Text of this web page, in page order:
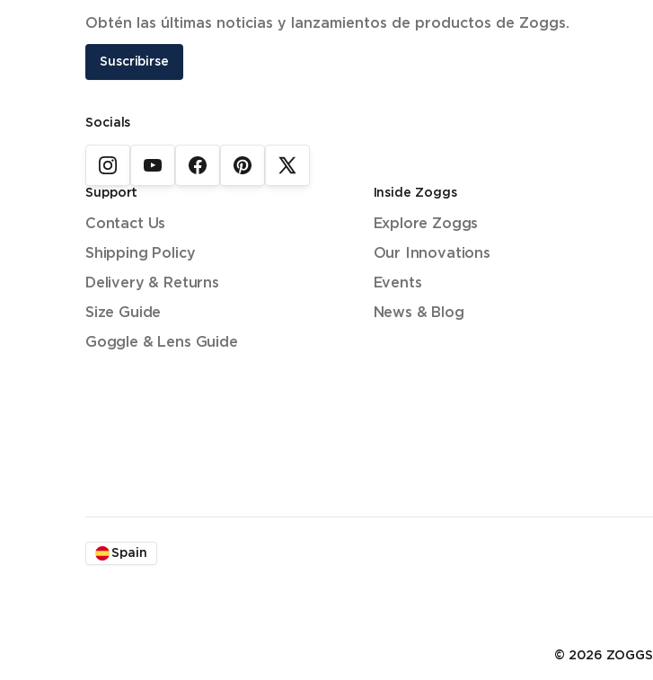
Obtén las últimas noticias y lanzamientos de productos de Zoggs.
Suscribirse
Socials
Support
Contact Us
Shipping Policy
Delivery & Returns
Size Guide
Goggle & Lens Guide
Inside Zoggs
Explore Zoggs
Our Innovations
Events
News & Blog
Spain
© 2026 ZOGGS